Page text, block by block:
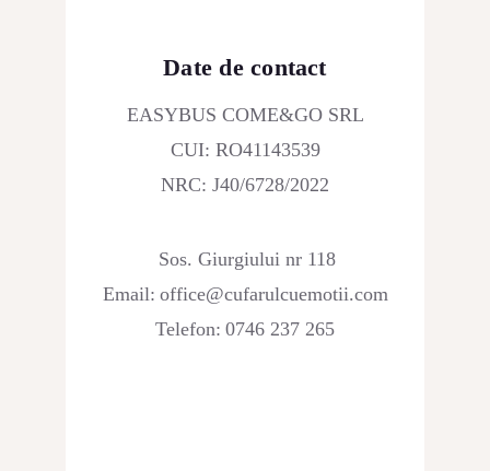
Date de contact
EASYBUS COME&GO SRL
CUI: RO41143539
NRC: J40/6728/2022
Sos. Giurgiului nr 118
Email: office@cufarulcuemotii.com
Telefon: 0746 237 265